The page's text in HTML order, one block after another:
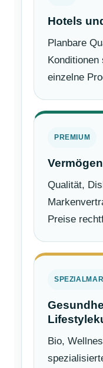
Hotels
Planbare
einzelne
PREMIUM
Qualität,
Preise
Bio,